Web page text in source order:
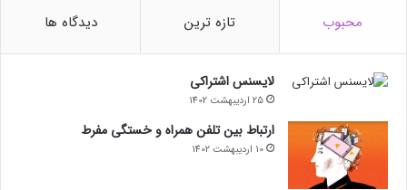
محبوب تازه ترین دیدگاه ها
لایسنس اشتراکی
25 اردیبهشت 1402
ارتباط بین تلفن همراه و خستگی مفرط
10 اردیبهشت 1402